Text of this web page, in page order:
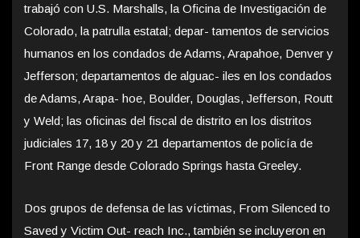
trabajó con U.S. Marshalls, la Oficina de Investigación de
Colorado, la patrulla estatal; depar- tamentos de servicios
humanos en los condados de Adams, Arapahoe, Denver y
Jefferson; departamentos de alguac- iles en los condados
de Adams, Arapa- hoe, Boulder, Douglas, Jefferson, Routt
y Weld; las oficinas del fiscal de distrito en los distritos
judiciales 17, 18 y 20 y 21 departamentos de policía de
Front Range desde Colorado Springs hasta Greeley.
Dos grupos de defensa de las víctimas, From Silenced to
Saved y Victim Out- reach Inc., también se incluyeron en